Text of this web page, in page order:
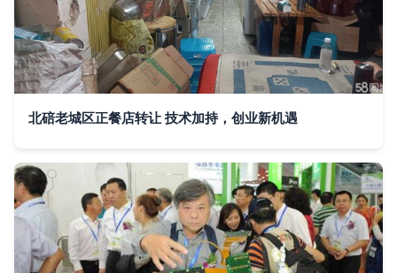
北碚老城区正餐店转让 技术加持，创业新机遇